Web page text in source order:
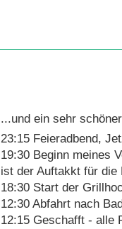
...und ein sehr
23:15 Feieradbend,
19:30 Beginn meines
ist der Auftakkt für die
18:30 Start der
12:30 Abfahrt nach
12:15 Geschafft - alle